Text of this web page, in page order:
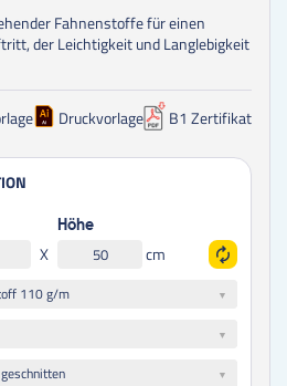
Fahnenstoffe für einen
der Leichtigkeit und Langlebigkeit
Druckvorlage B1 Zertifikat
X
Höhe
cm
110 g/m